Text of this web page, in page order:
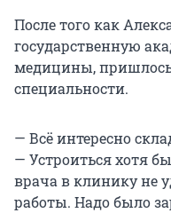
После того как
государственную
медицины, пришлось
специальности.
— Всё интересно
— Устроиться хотя
врача в клинику не
работы. Надо было